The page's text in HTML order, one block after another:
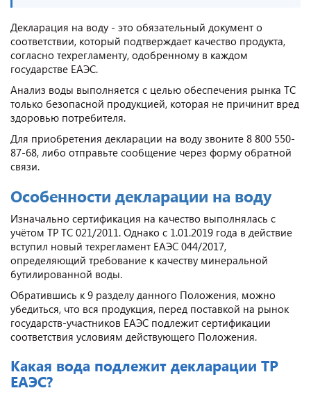
Декларация на воду - это обязательный документ о
соответствии, который подтверждает качество продукта,
согласно техрегламенту, одобренному в каждом
государстве ЕАЭС.
Анализ воды выполняется с целью обеспечения рынка ТС
только безопасной продукцией, которая не причинит вред
здоровью потребителя.
Для приобретения декларации на воду звоните 8 800 550-
87-68, либо отправьте сообщение через форму обратной
связи.
Особенности декларации на воду
Изначально сертификация на качество выполнялась с
учётом ТР ТС 021/2011. Однако с 1.01.2019 года в действие
вступил новый техрегламент ЕАЭС 044/2017,
определяющий требование к качеству минеральной
бутилированной воды.
Обратившись к 9 разделу данного Положения, можно
убедиться, что вся продукция, перед поставкой на рынок
государств-участников ЕАЭС подлежит сертификации
соответствия условиям действующего Положения.
Какая вода подлежит декларации ТР
ЕАЭС?